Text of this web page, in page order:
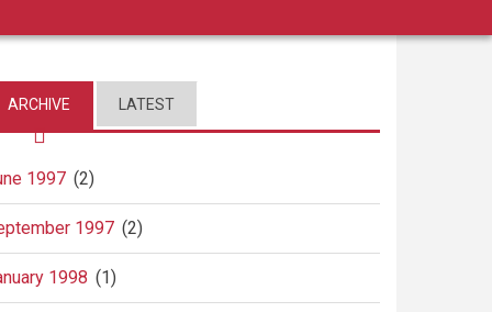
ARCHIVE LATEST
1997 (2)
1997 (2)
1998 (1)